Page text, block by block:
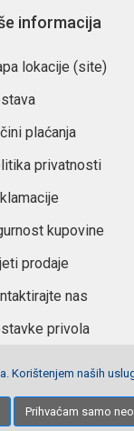
informacija
lokacije (site)
plaćanja
privatnosti
kupovine
prodaje
nas
privola
Net plus d.o.o.
Korištenjem naših
Prihvaćam samo